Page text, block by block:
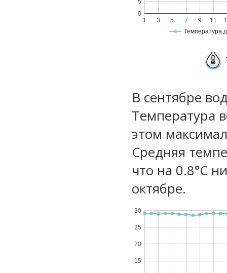
Температура
1 3 5 7 9 11
0
5
В сентябре
Температура
этом
Средняя
что на 0.8°C
октябре.
15
20
25
30